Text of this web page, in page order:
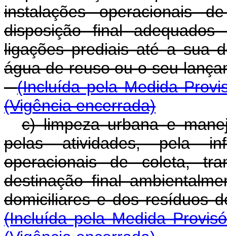
instalações operacionais
disposição final
ligações prediais até a sua
água de reuso ou o seu
(Incluída pela Medida
(Vigência encerrada)
c) limpeza urbana e
pelas atividades, pela
operacionais de coleta,
destinação final
domiciliares e dos
(Incluída pela Medida